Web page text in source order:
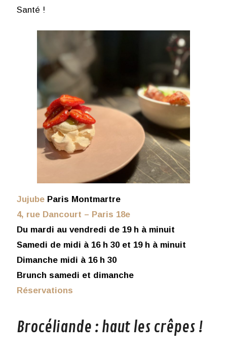
Santé !
JujubeParis Montmartre
4, rue Dancourt – Paris 18e
Du mardi au vendredi de 19 h à minuit
Samedi de midi à 16 h 30 et 19 h à minuit
Dimanche midi à 16 h 30
Brunch samedi et dimanche
Réservations
Brocéliande : haut les crêpes !